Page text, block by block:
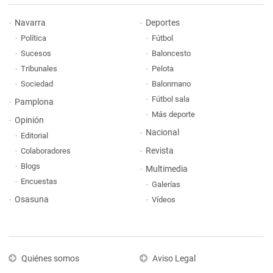
Navarra
Política
Sucesos
Tribunales
Sociedad
Pamplona
Opinión
Editorial
Colaboradores
Blogs
Encuestas
Osasuna
Deportes
Fútbol
Baloncesto
Pelota
Balonmano
Fútbol sala
Más deporte
Nacional
Revista
Multimedia
Galerías
Vídeos
Quiénes somos
Aviso Legal